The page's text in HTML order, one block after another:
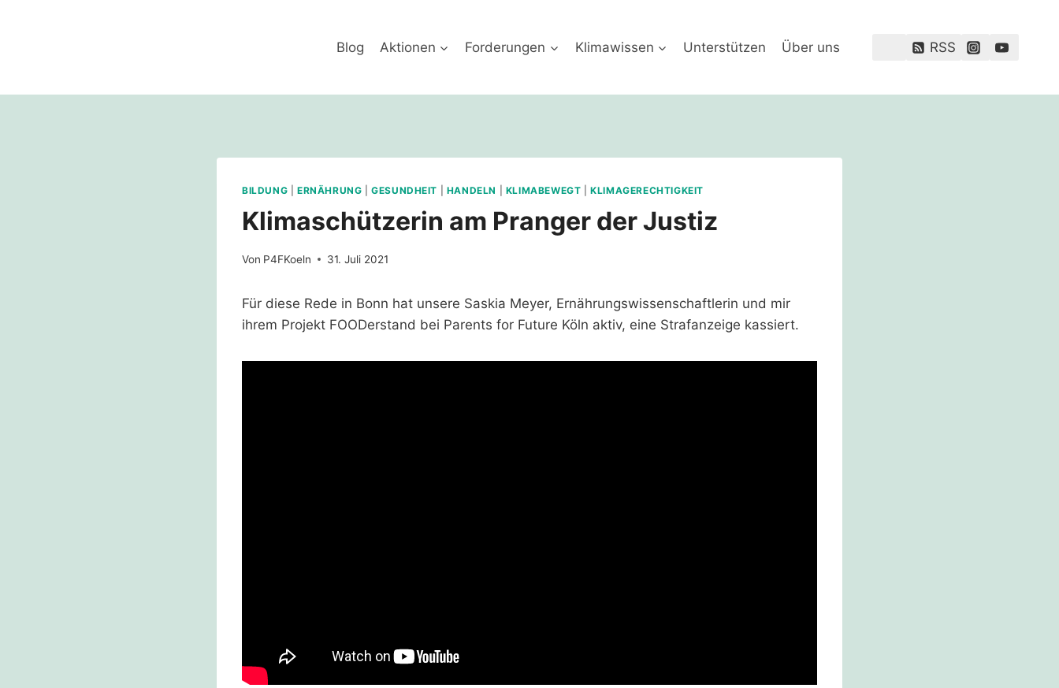
Blog Aktionen Forderungen Klimawissen Unterstützen Über uns RSS
BILDUNG ERNÄHRUNG |GESUNDHEIT HANDELN KLIMABEWEGT |KLIMAGERECHTIGKEIT
Klimaschützerin am Pranger der Justiz
Von P4FKoeln 31. Juli 2021
Für diese Rede in Bonn hat unsere Saskia Meyer, Ernährungswissenschaftlerin und mir
ihrem Projekt FOODerstand bei Parents for Future Köln aktiv, eine Strafanzeige kassiert.